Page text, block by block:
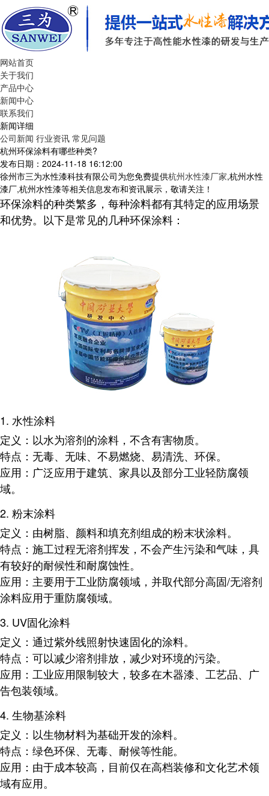
网站首页
关于我们
产品中心
新闻中心
联系我们
新闻详细
公司新闻 行业资讯 常见问题
杭州环保涂料有哪些种类?
发布日期：2024-11-18 16:12:00
徐州市三为水性漆科技有限公司为您免费提供杭州水性漆厂家,杭州水性
漆厂,杭州水性漆等相关信息发布和资讯展示，敬请关注！
环保涂料的种类繁多，每种涂料都有其特定的应用场景
和优势。以下是常见的几种环保涂料：
1. 水性涂料
定义 ：以水为溶剂的涂料，不含有害物质。
特点 ：无毒、无味、不易燃烧、易清洗、环保。
应用 ：广泛应用于建筑、家具以及部分工业轻防腐领
域。
2. 粉末涂料
定义 ：由树脂、颜料和填充剂组成的粉末状涂料。
特点 ：施工过程无溶剂挥发，不会产生污染和气味，具
有较好的耐候性和耐腐蚀性。
应用 ：主要用于工业防腐领域，并取代部分高固/无溶剂
涂料应用于重防腐领域。
3. UV固化涂料
定义 ：通过紫外线照射快速固化的涂料。
特点 ：可以减少溶剂排放，减少对环境的污染。
应用 ：工业应用限制较大，较多在木器漆、工艺品、广
告包装领域。
4. 生物基涂料
定义 ：以生物材料为基础开发的涂料。
特点 ：绿色环保、无毒、耐候等性能。
应用 ：由于成本较高，目前仅在高档装修和文化艺术领
域有应用。